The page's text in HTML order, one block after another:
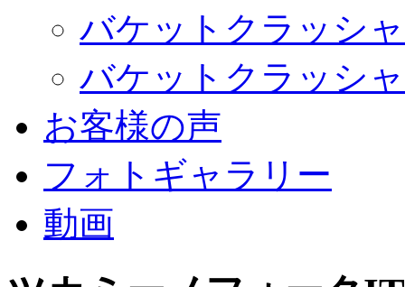
バケットクラッシ
バケットクラッシ
お客様の声
フォトギャラリー
動画